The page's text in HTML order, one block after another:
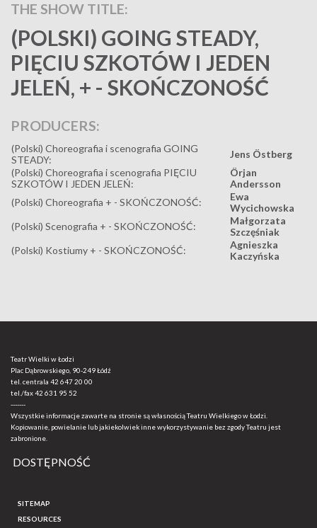
THE SHOW TITLE:
(POLSKI) GOING STEADY,
PIĘCIU SZKOTÓW I JEDEN
JELEŃ, + - SKOŃCZONOŚĆ
PRODUCERS:
(Polski) Choreografia i scenografia GOING
STEADY:
Jens Östberg
(Polski) Choreografia i scenografia PIĘCIU
SZKOTÓW I JEDEN JELEŃ:
Örjan
Andersson
(Polski) Choreografia + - SKOŃCZONOŚĆ:
Ewa
Wycichowska
(Polski) Scenografia + - SKOŃCZONOŚĆ:
Małgorzata
Szczęśniak
(Polski) Kostiumy + - SKOŃCZONOŚĆ:
Agnieszka
Kaczyńska
Teatr Wielki w Łodzi
Plac Dąbrowskiego, 90-249 Łódź
tel. centrala 42 647 20 00
tel./fax42 631 95 52
-------
Wszystkie informacje zawarte na stronie są własnością Teatru Wielkiego w Łodzi.
Kopiowanie, powielanie lub jakiekolwiek inne wykorzystywanie bez zgody Teatru jest
zabronione.
DOSTĘPNOŚĆ
SITEMAP
RESOURCES